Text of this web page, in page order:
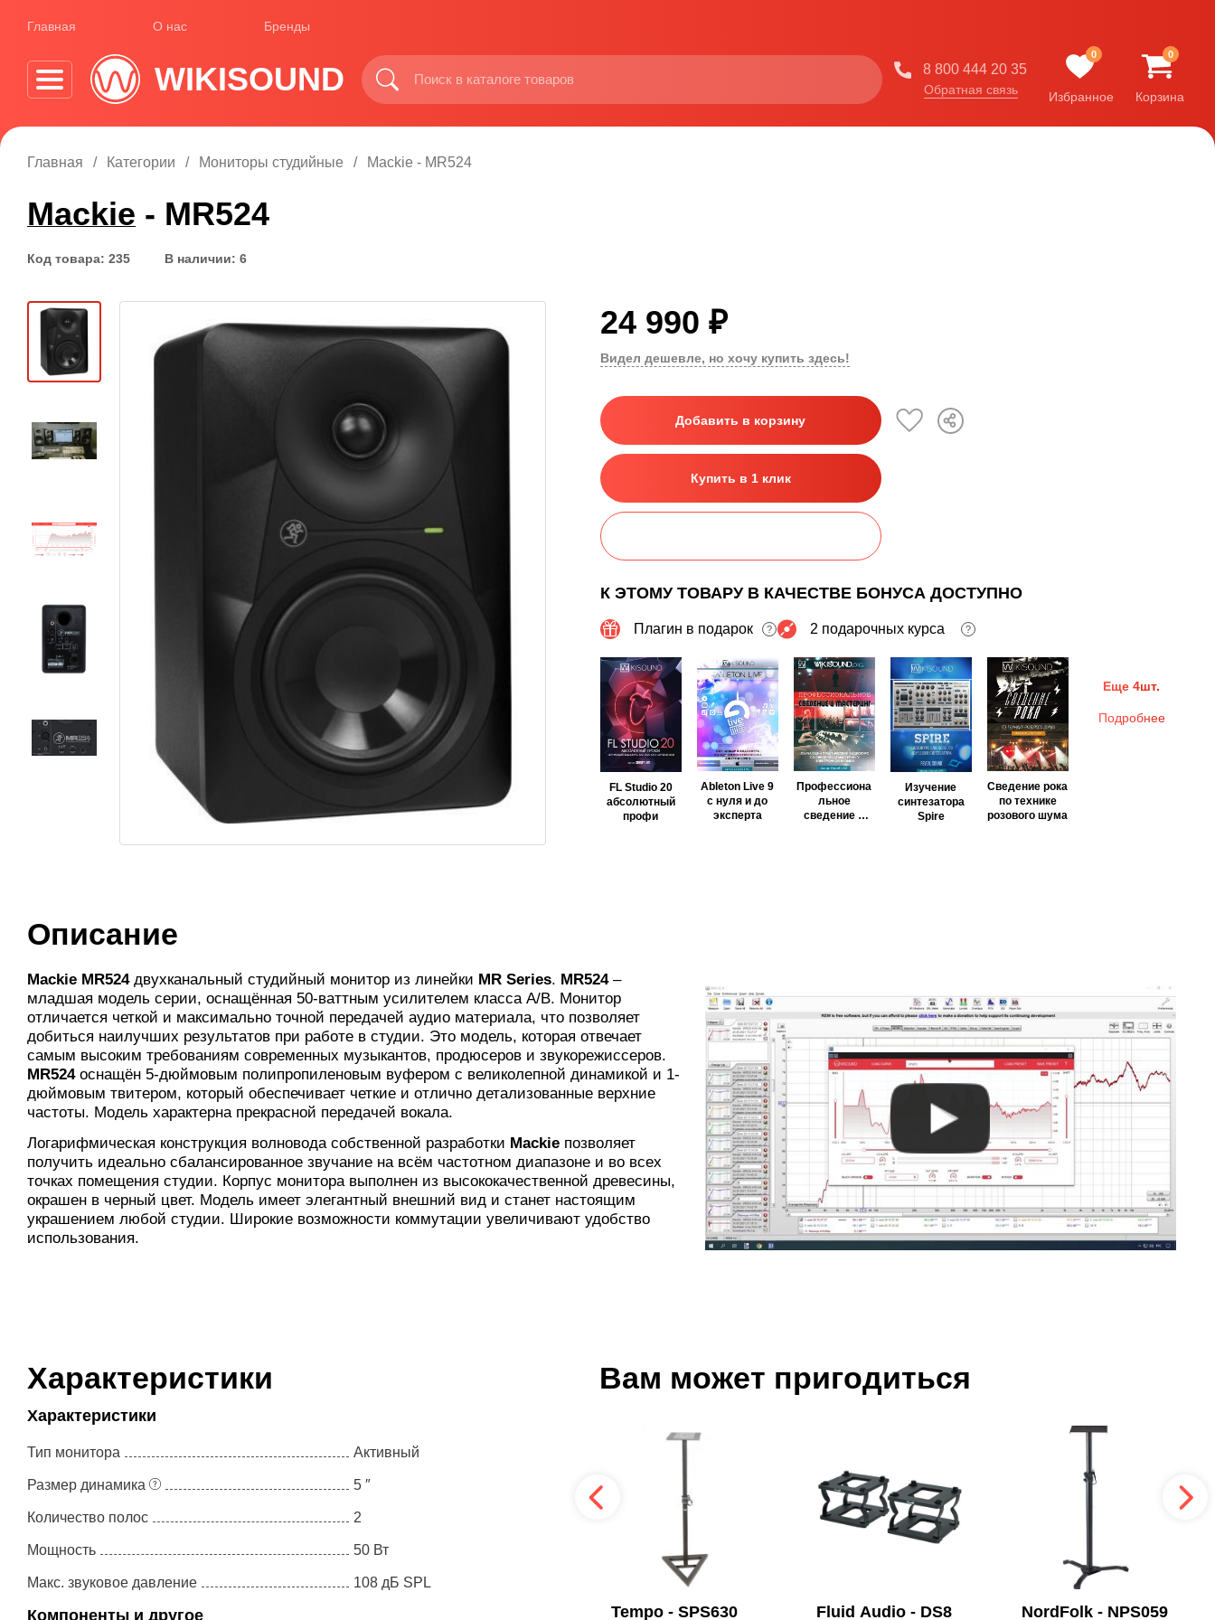
Главная О нас Бренды
WIKISOUND 8 800 444 20 35
Обратная связь
0
Избранное
0
Корзина
Главная Категории Мониторы студийные Mackie - MR524
Mackie - MR524
Код товара: 235 В наличии: 6
24 990 ₽
Видел дешевле, но хочу купить здесь!
Добавить в корзину
Купить в 1 клик
К ЭТОМУ ТОВАРУ В КАЧЕСТВЕ БОНУСА ДОСТУПНО
Плагин в подарок ? 2 подарочных курса ?
FL Studio 20
абсолютный
профи
Ableton Live 9
с нуля и до
эксперта
Профессиона
льное
сведение и
Изучение
синтезатора
Spire
Сведение рока
по технике
розового шума
Еще 4шт.
Подробнее
Описание
Mackie MR524двухканальный студийный монитор из линейки MR Series. MR524–
младшая модель серии, оснащённая 50-ваттным усилителем класса А/В. Монитор
отличается четкой и максимально точной передачей аудио материала, что позволяет
добиться наилучших результатов при работе в студии. Это модель, которая отвечает
самым высоким требованиям современных музыкантов, продюсеров и звукорежиссеров.
MR524оснащён 5-дюймовым полипропиленовым вуфером с великолепной динамикой и 1-
дюймовым твитером, который обеспечивает четкие и отлично детализованные верхние
частоты. Модель характерна прекрасной передачей вокала.
Логарифмическая конструкция волновода собственной разработки Mackie позволяет
получить идеально сбалансированное звучание на всём частотном диапазоне и во всех
точках помещения студии. Корпус монитора выполнен из высококачественной древесины,
окрашен в черный цвет. Модель имеет элегантный внешний вид и станет настоящим
украшением любой студии. Широкие возможности коммутации увеличивают удобство
использования.
Характеристики
Характеристики
Тип монитора Активный
Размер динамика 5 ″
Количество полос 2
Мощность 50 Вт
Макс. звуковое давление 108 дБ SPL
Компоненты и другое
Вам может пригодиться
Audio - DS5
Quik Lok - BS402 Tempo - SPS630
Fluid Audio - DS8
NordFolk - NPS059